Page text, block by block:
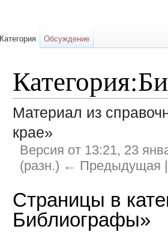
Материал из
крае»
Версия от 13:21, 23
(разн.) ← Предыдущая
Страницы в
Библиографы»
Категория Обсуждение